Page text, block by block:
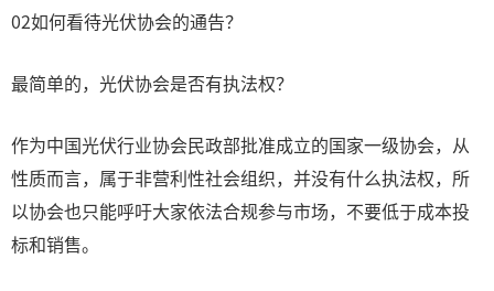
02如何看待光伏协会的通告？
最简单的，光伏协会是否有执法权？
作为中国光伏行业协会民政部批准成立的国家一级协会，从
性质而言，属于非营利性社会组织，并没有什么执法权，所
以协会也只能呼吁大家依法合规参与市场，不要低于成本投
标和销售。